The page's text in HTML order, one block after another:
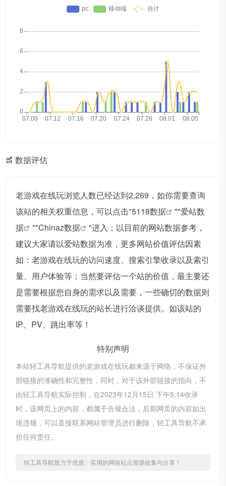
数据评估
老游戏在线玩浏览人数已经达到2,269，如你需要查询
该站的相关权重信息，可以点击"5118数据 ""爱站数
据
""Chinaz数据
"进入；以目前的网站数据参考，
建议大家请以爱站数据为准，更多网站价值评估因素
如：老游戏在线玩的访问速度、搜索引擎收录以及索引
量、用户体验等；当然要评估一个站的价值，最主要还
是需要根据您自身的需求以及需要，一些确切的数据则
需要找老游戏在线玩的站长进行洽谈提供。如该站的
IP、PV、跳出率等！
特别声明
本站轻工具导航提供的老游戏在线玩都来源于网络，不保证外
部链接的准确性和完整性，同时，对于该外部链接的指向，不
由轻工具导航实际控制，在2023年12月15日 下午5:14收录
时，该网页上的内容，都属于合规合法，后期网页的内容如出
现违规，可以直接联系网站管理员进行删除，轻工具导航不承
担任何责任。
轻工具导航致力于优质、实用的网络站点资源收集与分享！